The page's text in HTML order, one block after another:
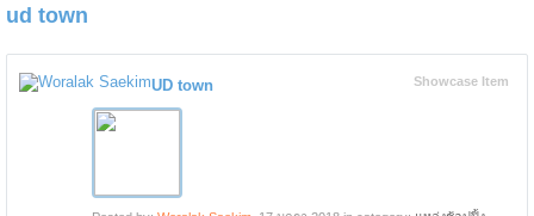
ud town
Showcase Item
UD town